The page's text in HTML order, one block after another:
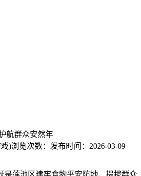
航群众安然年
)浏览次数： 发布时间： 2026-03-09
莲池区建牢食物平安防地、提拔群众